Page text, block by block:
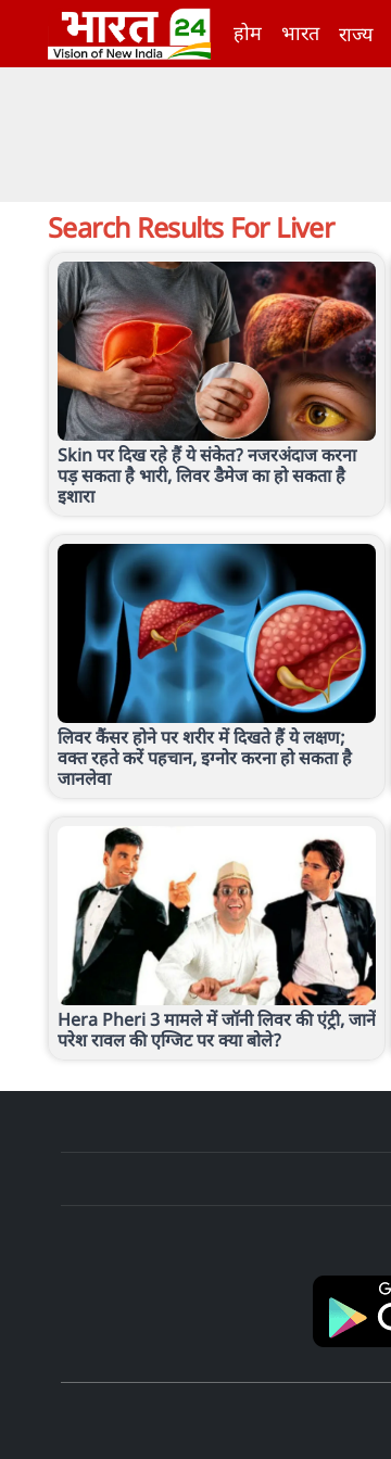
होम भारत राज्य
Search Results For Liver
Skin पर दिख रहे हैं ये संकेत? नजरअंदाज करना
पड़ सकता है भारी, लिवर डैमेज का हो सकता है
इशारा
लिवर कैंसर होने पर शरीर में दिखते हैं ये लक्षण;
वक्त रहते करें पहचान, इग्नोर करना हो सकता है
जानलेवा
Hera Pheri 3 मामले में जॉनी लिवर की एंट्री, जानें
परेश रावल की एग्जिट पर क्या बोले?